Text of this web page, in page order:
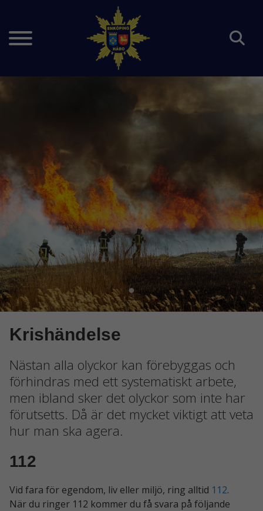
Krishändelse
Nästan alla olyckor kan förebyggas och
förhindras med ett systematiskt arbete,
men ibland sker det olyckor som inte har
förutsetts. Då är det mycket viktigt att veta
hur man ska agera.
112
Vid fara för egendom, liv eller miljö, ring alltid 112.
När du ringer 112 kommer du få svara på följande